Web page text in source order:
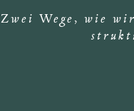
Zwei Wege, wie